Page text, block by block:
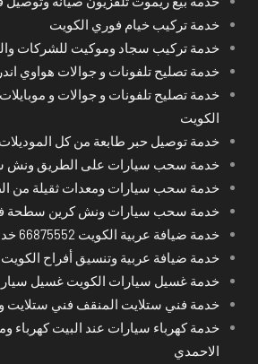
خدمة تركيب خيام فوري الكويت
خدمة تركيب سجاد وموكيت للشركات
خدمة تصليح تلفونات و جوالات هواوي
خدمة تصليح تلفونات و جوالات و
الكويت
خدمة توصيل حبر طابعة من كل الموديلات
خدمة سحب سيارات على الطريق ونش
خدمة سحب سيارات ومعدات ثقيلة من
خدمة سحب سيارات ونش كرين سطحة
خدمة ضيافة عربية الكويت 66875552 خدمة فورية
خدمة ضيافة عربية وتنسيق أفراح الكويت
خدمة غسيل سيارات الكويت غسيل
خدمة فني ستلايت المنقف فني
خدمة كهرباء سيارات عند البيت كهرباء
الاحمدي